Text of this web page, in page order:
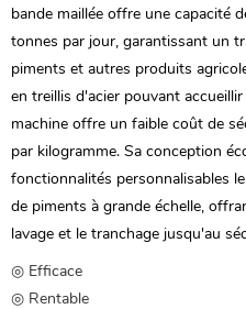
bande maillée offre une capacité
tonnes par jour, garantissant un
piments et autres produits
en treillis d'acier pouvant
machine offre un faible coût de
par kilogramme. Sa conception
fonctionnalités personnalisables
de piments à grande échelle,
lavage et le tranchage jusqu'au
◎ Efficace
◎ Rentable